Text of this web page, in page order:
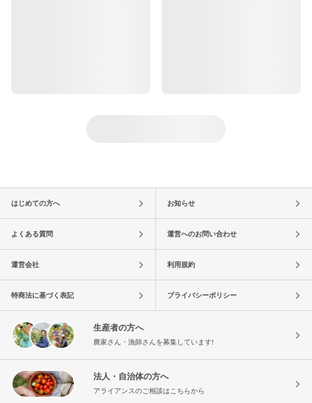
はじめての方へ お知らせ
よくある質問 運営へのお問い合わせ
運営会社 利用規約
特商法に基づく表記 プライバシーポリシー
生産者の方へ
農家さん・漁師さんを募集しています!
法人・自治体の方へ
アライアンスのご相談はこちらから